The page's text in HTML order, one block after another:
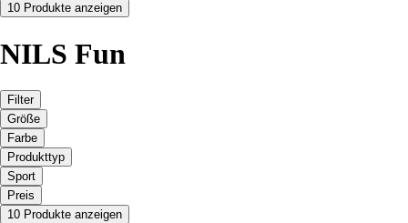
10 Produkte anzeigen
NILS Fun
Filter
Größe
Farbe
Produkttyp
Sport
Preis
10 Produkte anzeigen